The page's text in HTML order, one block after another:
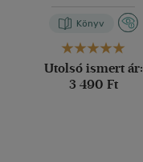
Könyv
Utolsó ismert ár:
3 490 Ft